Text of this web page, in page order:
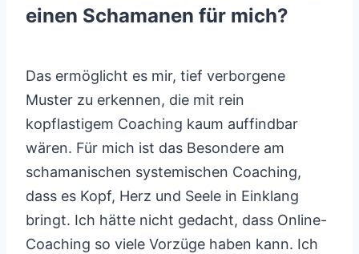
einen Schamanen für mich?
Das ermöglicht es mir, tief verborgene
Muster zu erkennen, die mit rein
kopflastigem Coaching kaum auffindbar
wären. Für mich ist das Besondere am
schamanischen systemischen Coaching,
dass es Kopf, Herz und Seele in Einklang
bringt. Ich hätte nicht gedacht, dass Online-
Coaching so viele Vorzüge haben kann. Ich